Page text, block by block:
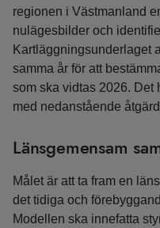
regionen i Västmanland
nulägesbilder och
Kartläggningsunderlaget
samma år för att
som ska vidtas 2026. Det
med nedanstående
Länsgemensam
Målet är att ta fram en
det tidiga och
Modellen ska innefatta